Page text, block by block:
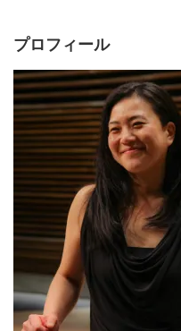
プ
ロ
フ
ィ
ー
ル
を
Facebook
で
表
示
プ
ロ
フ
ィ
ー
ル
を
Twitter
で
表
示
プ
フ
ィ
ー
ル
を
Instagram
で
表
示
プ
フ
ィ
ー
ル
を
YouTube
で
プロフィール